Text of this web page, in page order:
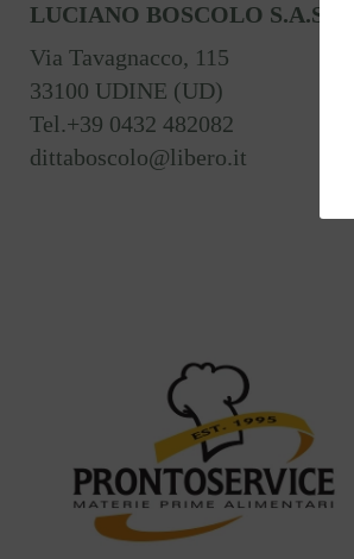
LUCIANO BOSCOLO S.A.S.
Via Tavagnacco, 115
33100 UDINE (UD)
Tel.+39 0432 482082
dittaboscolo@libero.it